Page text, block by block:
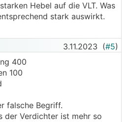
Hebel auf die VLT. Was
stark auswirkt.
3.11.2023 (#5)
400
100
falsche Begriff.
der Verdichter ist mehr so